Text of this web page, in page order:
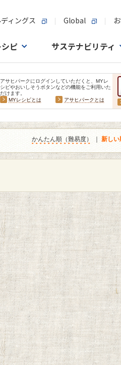
ィングス Global
ピ サステナビリティ
アサヒパークにログインしていただくと、MYレ
シピやおいしそうボタンなどの機能をご利用いた
だけます。
MYレシピとは
アサヒパークとは
かんたん順（難易度） 新しい